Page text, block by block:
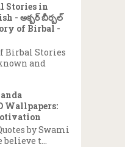
Stories in
- అక్బర్ బీర్బల్
of Birbal -
Birbal Stories
and
Wallpapers:
by Swami
believe t...